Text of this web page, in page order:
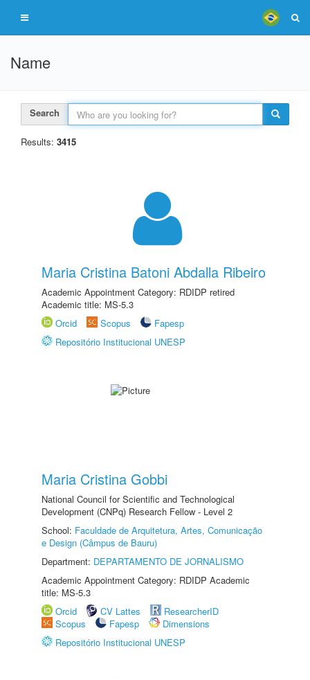
Name
Search
Results: 3415
Maria Cristina Batoni Abdalla Ribeiro
Academic Appointment Category: RDIDP retired
Academic title: MS-5.3
Orcid
Scopus
Fapesp
Repositório Institucional UNESP
Maria Cristina Gobbi
National Council for Scientific and Technological
Development (CNPq) Research Fellow - Level 2
School: Faculdade de Arquitetura, Artes, Comunicação
e Design (Câmpus de Bauru)
Department: DEPARTAMENTO DE JORNALISMO
Academic Appointment Category: RDIDP Academic
title: MS-5.3
Orcid
CV Lattes
ResearcherID
Scopus
Fapesp
Dimensions
Repositório Institucional UNESP